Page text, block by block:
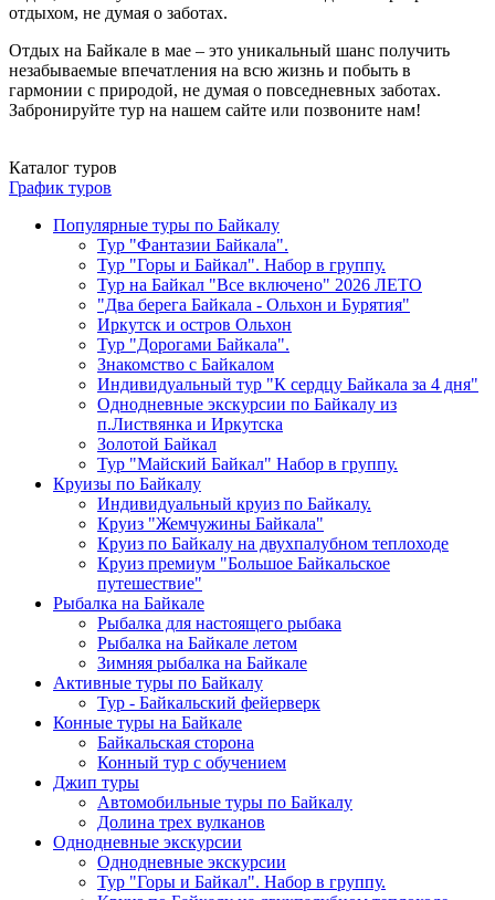
отдыхом, не думая о заботах.
Отдых на Байкале в мае – это уникальный шанс получить
незабываемые впечатления на всю жизнь и побыть в
гармонии с природой, не думая о повседневных заботах.
Забронируйте тур на нашем сайте или позвоните нам!
Каталог туров
График туров
Популярные туры по Байкалу
Тур "Фантазии Байкала".
Тур "Горы и Байкал". Набор в группу.
Тур на Байкал "Все включено" 2026 ЛЕТО
"Два берега Байкала - Ольхон и Бурятия"
Иркутск и остров Ольхон
Тур "Дорогами Байкала".
Знакомство с Байкалом
Индивидуальный тур "К сердцу Байкала за 4 дня"
Однодневные экскурсии по Байкалу из
п.Листвянка и Иркутска
Золотой Байкал
Тур "Майский Байкал" Набор в группу.
Круизы по Байкалу
Индивидуальный круиз по Байкалу.
Круиз "Жемчужины Байкала"
Круиз по Байкалу на двухпалубном теплоходе
Круиз премиум "Большое Байкальское
путешествие"
Рыбалка на Байкале
Рыбалка для настоящего рыбака
Рыбалка на Байкале летом
Зимняя рыбалка на Байкале
Активные туры по Байкалу
Тур - Байкальский фейерверк
Конные туры на Байкале
Байкальская сторона
Конный тур с обучением
Джип туры
Автомобильные туры по Байкалу
Долина трех вулканов
Однодневные экскурсии
Однодневные экскурсии
Тур "Горы и Байкал". Набор в группу.